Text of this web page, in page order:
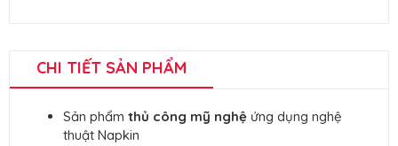
CHI TIẾT SẢN PHẨM
Sản phẩm thủ công mỹ nghệ ứng dụng nghệ
thuật Napkin